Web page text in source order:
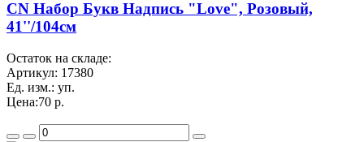
CN Набор Букв Надпись "Love", Розовый,
41''/104см
Остаток на складе:
Артикул: 17380
Ед. изм.: уп.
Цена:70 р.